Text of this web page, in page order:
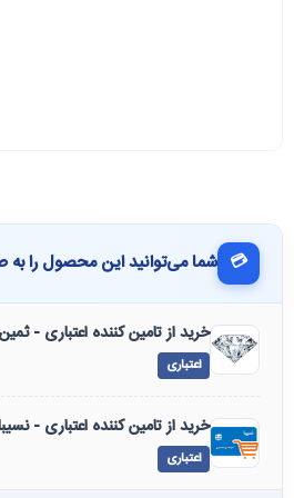
💳 شما می‌توانید این محصول را به
خرید از تامین کننده اعتباری -
اعتباری
خرید از تامین کننده اعتباری -
اعتباری